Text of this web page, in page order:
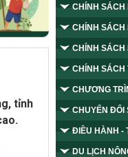
tỉnh
CHÍNH SÁCH
CHÍNH SÁCH
CHÍNH SÁCH
CHÍNH SÁCH
CHƯƠNG
CHUYỂN ĐỔI
ĐIỀU HÀNH -
DU LỊCH